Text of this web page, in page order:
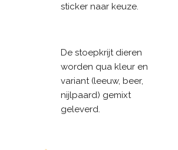
sticker naar keuze.
De stoepkrijt dieren
worden qua kleur en
variant (leeuw, beer,
nijlpaard) gemixt
geleverd.